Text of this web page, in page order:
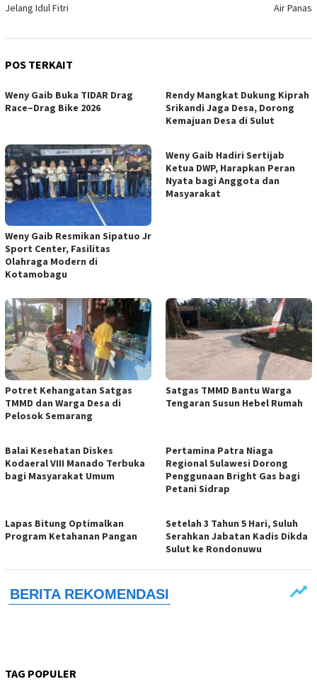
Jelang Idul Fitri
Air Panas
POS TERKAIT
Weny Gaib Buka TIDAR Drag
Race–Drag Bike 2026
Rendy Mangkat Dukung Kiprah
Srikandi Jaga Desa, Dorong
Kemajuan Desa di Sulut
Weny Gaib Resmikan Sipatuo Jr
Sport Center, Fasilitas
Olahraga Modern di
Kotamobagu
Weny Gaib Hadiri Sertijab
Ketua DWP, Harapkan Peran
Nyata bagi Anggota dan
Masyarakat
Potret Kehangatan Satgas
TMMD dan Warga Desa di
Pelosok Semarang
Satgas TMMD Bantu Warga
Tengaran Susun Hebel Rumah
Balai Kesehatan Diskes
Kodaeral VIII Manado Terbuka
bagi Masyarakat Umum
Pertamina Patra Niaga
Regional Sulawesi Dorong
Penggunaan Bright Gas bagi
Petani Sidrap
Lapas Bitung Optimalkan
Program Ketahanan Pangan
Setelah 3 Tahun 5 Hari, Suluh
Serahkan Jabatan Kadis Dikda
Sulut ke Rondonuwu
TAG POPULER